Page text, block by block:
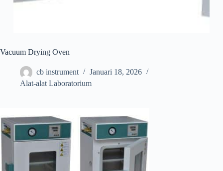
Vacuum Drying Oven
cb instrument
Januari 18, 2026
Alat-alat Laboratorium